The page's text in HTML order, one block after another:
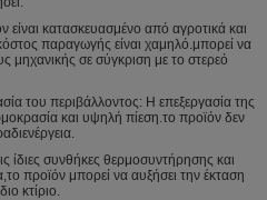
κατασκευασμένο από αγροτικά και
παραγωγής είναι χαμηλό.μπορεί να
μηχανικής σε σύγκριση με το στερεό
του περιβάλλοντος: Η επεξεργασία της
και υψηλή πίεση.το προϊόν δεν
ίδιες συνθήκες θερμοσυντήρησης και
προϊόν μπορεί να αυξήσει την έκταση
κτίριο.